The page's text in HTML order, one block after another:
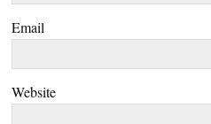
Email
Website